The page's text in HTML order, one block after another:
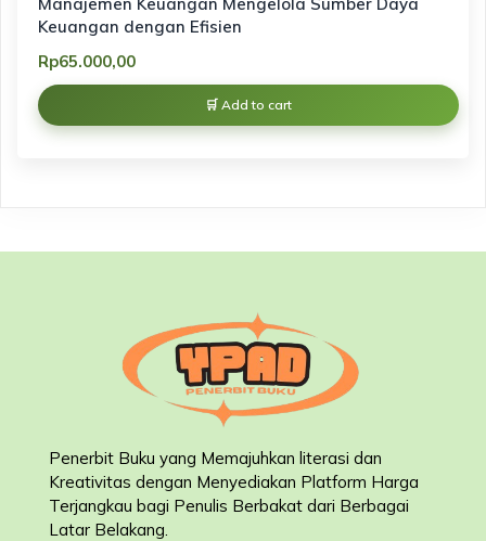
Manajemen Keuangan Mengelola Sumber Daya
Keuangan dengan Efisien
Rp65.000,00
Add to cart
Penerbit Buku yang Memajuhkan literasi dan
Kreativitas dengan Menyediakan Platform Harga
Terjangkau bagi Penulis Berbakat dari Berbagai
Latar Belakang